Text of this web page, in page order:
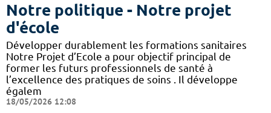
Notre politique - Notre projet
d'école
Développer durablement les formations sanitaires
Notre Projet d’Ecole a pour objectif principal de
former les futurs professionnels de santé à
l’excellence des pratiques de soins . Il développe
égalem
18/05/2026 12:08